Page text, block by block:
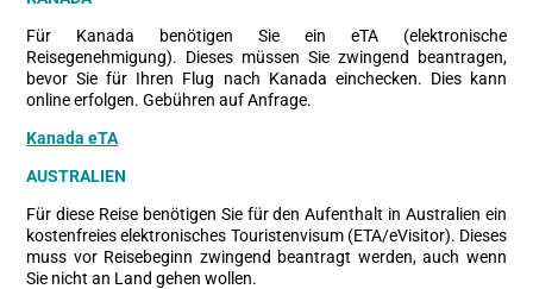
Für Kanada benötigen Sie ein eTA (elektronische
Reisegenehmigung). Dieses müssen Sie zwingend beantragen,
bevor Sie für Ihren Flug nach Kanada einchecken. Dies kann
online erfolgen. Gebühren auf Anfrage.
Kanada eTA
AUSTRALIEN
Für diese Reise benötigen Sie für den Aufenthalt in Australien ein
kostenfreies elektronisches Touristenvisum (ETA/eVisitor). Dieses
muss vor Reisebeginn zwingend beantragt werden, auch wenn
Sie nicht an Land gehen wollen.